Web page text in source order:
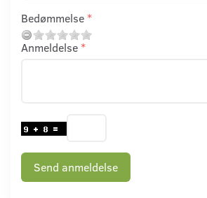
Bedømmelse
Anmeldelse
Send anmeldelse